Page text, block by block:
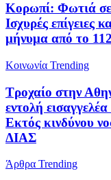
Κορωπί: Φωτιά
Ισχυρές επίγειες
μήνυμα από το 112
Κοινωνία Trending
Τροχαίο στην
εντολή
Εκτός κινδύνου
ΔΙΑΣ
Άρθρα Trending